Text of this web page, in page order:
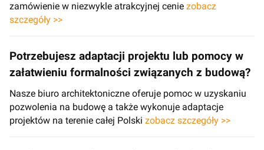
zamówienie w niezwykle atrakcyjnej cenie zobacz
szczegóły >>
Potrzebujesz adaptacji projektu lub pomocy w
załatwieniu formalności związanych z budową?
Nasze biuro architektoniczne oferuje pomoc w uzyskaniu
pozwolenia na budowę a także wykonuje adaptacje
projektów na terenie całej Polski zobacz szczegóły >>